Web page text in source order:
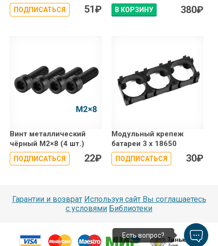
ПОДПИСАТЬСЯ 51₽ В КОРЗИНУ 380₽
Винт металлический
чёрный М2×8 (4 шт.)
ПОДПИСАТЬСЯ 22₽
Модульный крепеж
батареи 3 x 18650
ПОДПИСАТЬСЯ 30₽
Гарантии и возврат Используя сайт Вы соглашаетесь
с условями Библиотеки
Есть вопрос?